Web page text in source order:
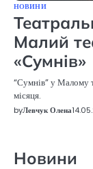
НОВИНИ
Малий
«Cумнів»
“Сумнів” у Малому
місяця.
byЛевчук Олена
Новини